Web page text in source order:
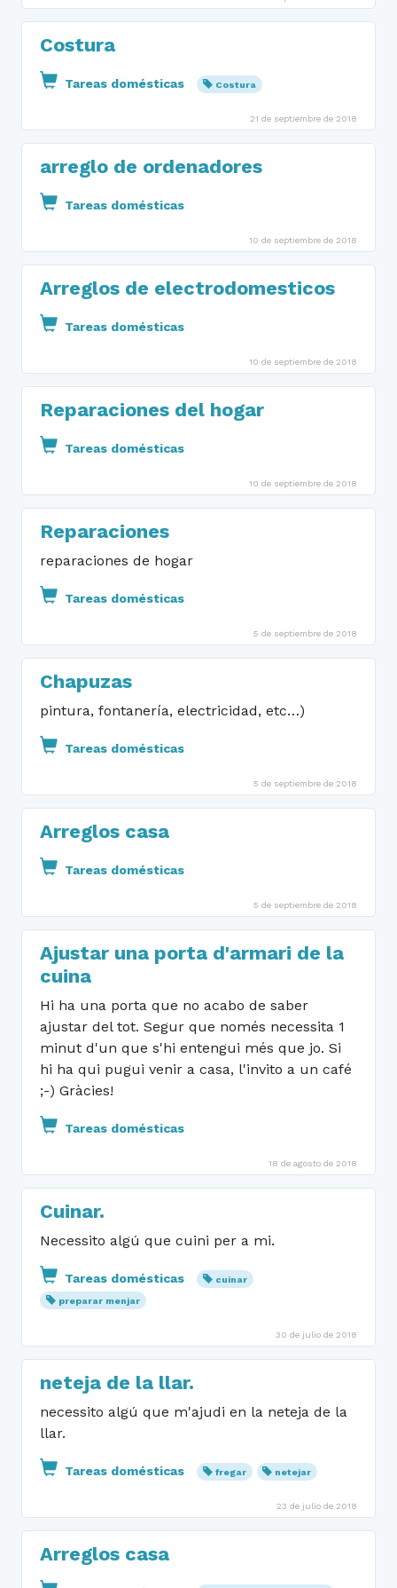
Costura
Tareas domésticas Costura
21 de septiembre de 2018
arreglo de ordenadores
Tareas domésticas
10 de septiembre de 2018
Arreglos de electrodomesticos
Tareas domésticas
10 de septiembre de 2018
Reparaciones del hogar
Tareas domésticas
10 de septiembre de 2018
Reparaciones
reparaciones de hogar
Tareas domésticas
5 de septiembre de 2018
Chapuzas
pintura, fontanería, electricidad, etc…)
Tareas domésticas
5 de septiembre de 2018
Arreglos casa
Tareas domésticas
5 de septiembre de 2018
Ajustar una porta d'armari de la
cuina
Hi ha una porta que no acabo de saber
ajustar del tot. Segur que només necessita 1
minut d'un que s'hi entengui més que jo. Si
hi ha qui pugui venir a casa, l'invito a un café
;-) Gràcies!
Tareas domésticas
18 de agosto de 2018
Cuinar.
Necessito algú que cuini per a mi.
Tareas domésticas
cuinar
preparar menjar
30 de julio de 2018
neteja de la llar.
necessito algú que m'ajudi en la neteja de la
llar.
Tareas domésticas fregar netejar
23 de julio de 2018
Arreglos casa